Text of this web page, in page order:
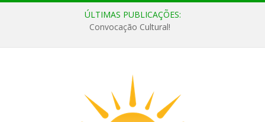
ÚLTIMAS PUBLICAÇÕES:
Convocação Cultural!